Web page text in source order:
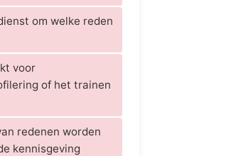
om welke reden
voor
of het trainen
redenen worden
kennisgeving